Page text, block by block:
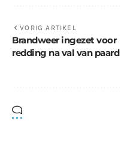
VORIG ARTIKEL
Brandweer ingezet voor
redding na val van paard